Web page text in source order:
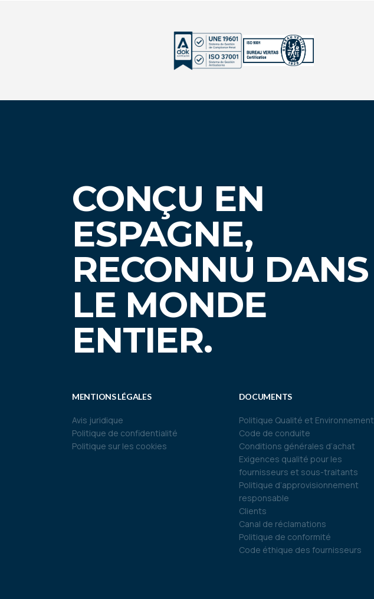
CONÇU EN
ESPAGNE,
RECONNU DANS
LE MONDE
ENTIER.
MENTIONS LÉGALES
Avis juridique
Politique de confidentialité
Politique sur les cookies
DOCUMENTS
Politique Qualité et Environnement
Code de conduite
Conditions générales d’achat
Exigences qualité pour les
fournisseurs et sous-traitants
Politique d’approvisionnement
responsable
Clients
Canal de réclamations
Politique de conformité
Code éthique des fournisseurs